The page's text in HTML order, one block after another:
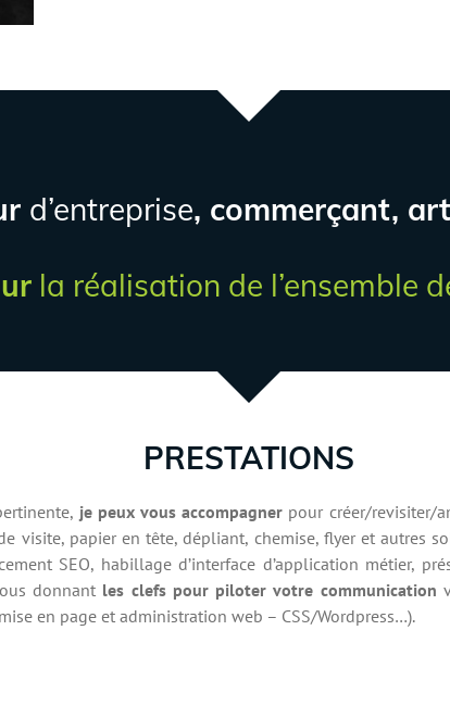
d’entreprise, commerçant,
la réalisation de l’ensemble
PRESTATIONS
je peux vous accompagner pour créer/revisiter/
visite, papier en tête, dépliant, chemise, flyer et autres
SEO, habillage d’interface d’application métier,
donnant les clefs pour piloter votre communication
en page et administration web – CSS/Wordpress…).